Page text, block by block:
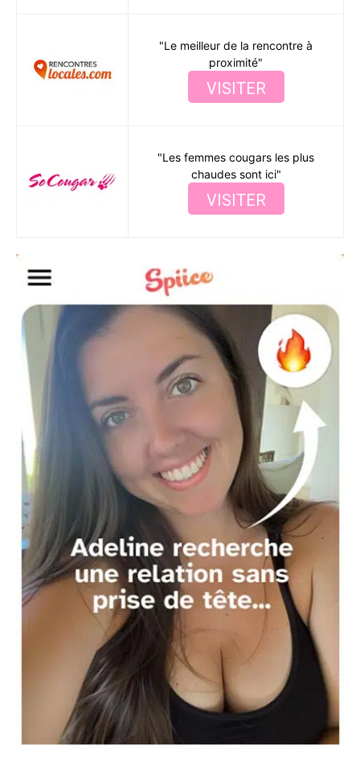
"Le meilleur de la rencontre à
proximité"
VISITER
"Les femmes cougars les plus
chaudes sont ici"
VISITER